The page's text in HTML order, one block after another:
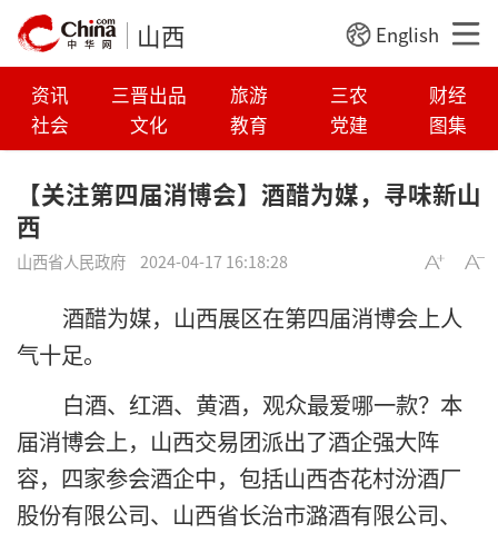
山西 English
资讯 三晋出品 旅游 三农
财经
社会
文化 教育 党建 图集
【关注第四届消博会】酒醋为媒，寻味新山
西
山西省人民政府 2024-04-17 16:18:28
酒醋为媒，山西展区在第四届消博会上人
气十足。
白酒、红酒、黄酒，观众最爱哪一款？本
届消博会上，山西交易团派出了酒企强大阵
容，四家参会酒企中，包括山西杏花村汾酒厂
股份有限公司、山西省长治市潞酒有限公司、